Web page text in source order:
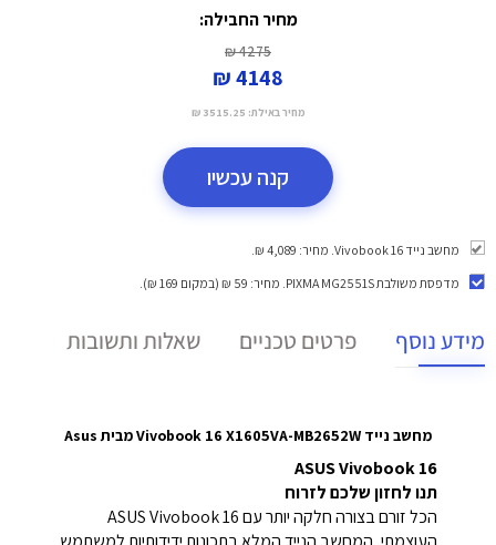
מחיר החבילה:
4275 ₪
4148 ₪
מחיר באילת: 3515.25 ₪
קנה עכשיו
מחשב נייד Vivobook 16. מחיר: 4,089 ₪.
מדפסת משולבת PIXMA MG2551S
. מחיר: 59 ₪ (במקום 169 ₪).
מידע נוסף פרטים טכניים שאלות ותשובות
מחשב נייד Vivobook 16 X1605VA-MB2652W מביתAsus
ASUS Vivobook 16
תנו לחזון שלכם לזרוח
הכל זורם בצורה חלקה יותר עם ASUS Vivobook 16